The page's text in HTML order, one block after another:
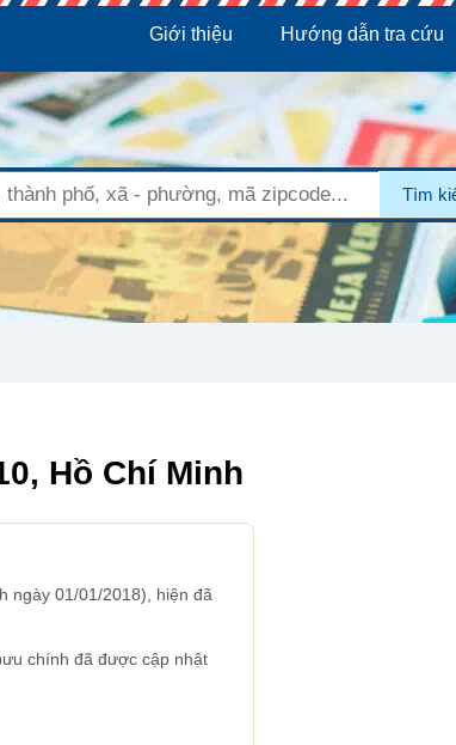
Giới thiệu Hướng dẫn tra cứu
Tìm
Hồ Chí Minh
ngày 01/01/2018), hiện đã
chính đã được cập nhật